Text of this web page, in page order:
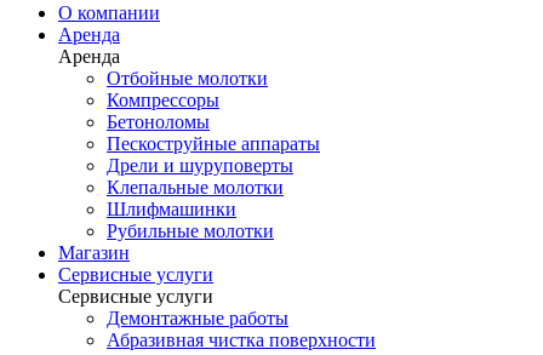
О компании
Аренда
Аренда
Отбойные молотки
Компрессоры
Бетоноломы
Пескоструйные аппараты
Дрели и шуруповерты
Клепальные молотки
Шлифмашинки
Рубильные молотки
Магазин
Сервисные услуги
Сервисные услуги
Демонтажные работы
Абразивная чистка поверхности